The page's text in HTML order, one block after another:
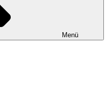
Menü